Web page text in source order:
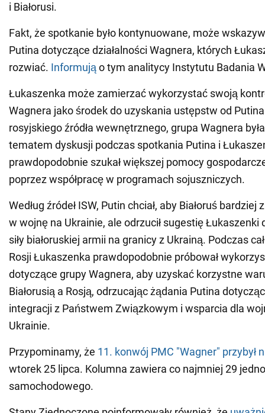
i Białorusi.
Fakt, że spotkanie było kontynuowane, może
Putina dotyczące działalności Wagnera, których
rozwiać. Informująo tym analitycy Instytutu Badania
Łukaszenka może zamierzać wykorzystać swoją
Wagnera jako środek do uzyskania ustępstw od
rosyjskiego źródła wewnętrznego, grupa Wagnera
tematem dyskusji podczas spotkania Putina i
prawdopodobnie szukał większej pomocy
poprzez współpracę w programach sojuszniczych.
Według źródeł ISW, Putin chciał, aby Białoruś bardziej
w wojnę na Ukrainie, ale odrzucił sugestię Łukaszenki
siły białoruskiej armii na granicy z Ukrainą. Podczas
Rosji Łukaszenka prawdopodobnie próbował
dotyczące grupy Wagnera, aby uzyskać korzystne
Białorusią a Rosją, odrzucając żądania Putina
integracji z Państwem Związkowym i wsparcia dla
Ukrainie.
Przypominamy, że 11. konwój PMC "Wagner" przybył
wtorek 25 lipca. Kolumna zawiera co najmniej 29
samochodowego.